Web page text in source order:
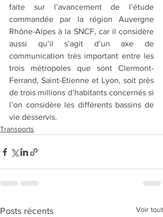
faite sur l’avancement de l’étude
commandée par la région Auvergne
Rhône-Alpes à la SNCF, car il considère
aussi qu’il s’agit d’un axe de
communication très important entre les
trois métropoles que sont Clermont-
Ferrand, Saint-Etienne et Lyon, soit près
de trois millions d’habitants concernés si
l’on considère les différents bassins de
vie desservis.
Transports
Posts récents Voir tout